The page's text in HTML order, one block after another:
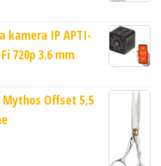
kamera IP APTI-
720p 3.6 mm
Mythos Offset 5,5